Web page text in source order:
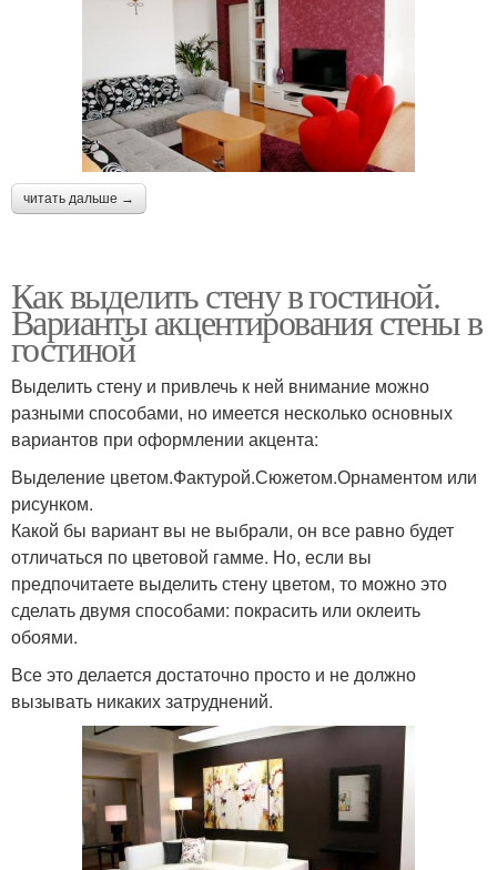
читать дальше →
Как выделить стену в гостиной.
Варианты акцентирования стены в
гостиной
Выделить стену и привлечь к ней внимание можно
разными способами, но имеется несколько основных
вариантов при оформлении акцента:
Выделение цветом.Фактурой.Сюжетом.Орнаментом или
рисунком.
Какой бы вариант вы не выбрали, он все равно будет
отличаться по цветовой гамме. Но, если вы
предпочитаете выделить стену цветом, то можно это
сделать двумя способами: покрасить или оклеить
обоями.
Все это делается достаточно просто и не должно
вызывать никаких затруднений.